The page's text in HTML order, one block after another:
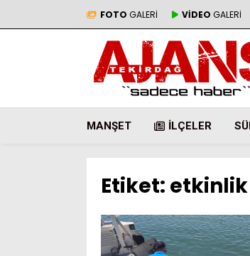
FOTO GALERİ VİDEO GALERİ
MANŞET İLÇELER
Etiket: etkinlik